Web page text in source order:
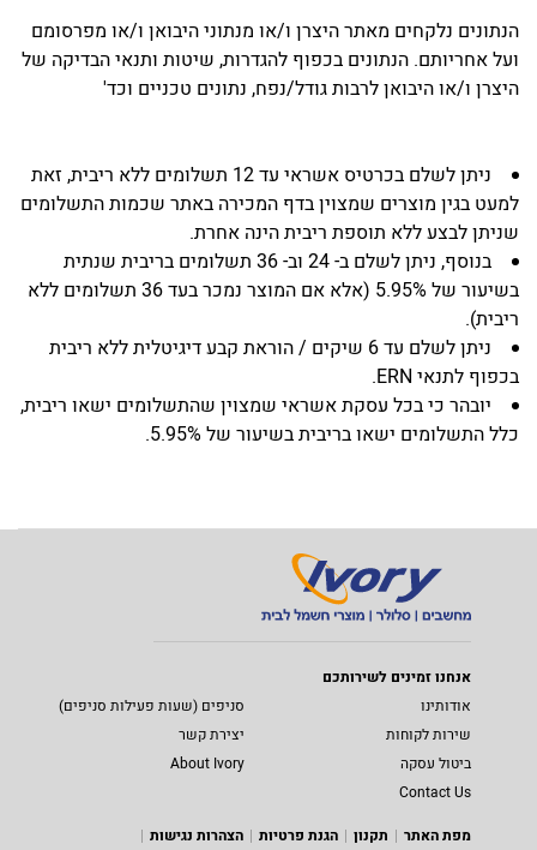
הנתונים נלקחים מאתר היצרן ו/או מנתוני היבואן ו/או מפרסומם
ועל אחריותם. הנתונים בכפוף להגדרות, שיטות ותנאי הבדיקה של
היצרן ו/או היבואן לרבות גודל/נפח, נתונים טכניים וכד'
ניתן לשלם בכרטיס אשראי עד 12 תשלומים ללא ריבית, זאת
למעט בגין מוצרים שמצוין בדף המכירה באתר שכמות התשלומים
שניתן לבצע ללא תוספת ריבית הינה אחרת.
בנוסף, ניתן לשלם ב- 24 וב- 36 תשלומים בריבית שנתית
בשיעור של 5.95% (אלא אם המוצר נמכר בעד 36 תשלומים ללא
ריבית).
ניתן לשלם עד 6 שיקים / הוראת קבע דיגיטלית ללא ריבית
בכפוף לתנאי ERN.
יובהר כי בכל עסקת אשראי שמצוין שהתשלומים ישאו ריבית,
כלל התשלומים ישאו בריבית בשיעור של 5.95%.
אנחנו זמינים לשירותכם
אודותינו
סניפים (שעות פעילות סניפים)
שירות לקוחות
יצירת קשר
ביטול עסקה
About Ivory
Contact Us
מפת האתר
תקנון הגנת פרטיות הצהרות נגישות